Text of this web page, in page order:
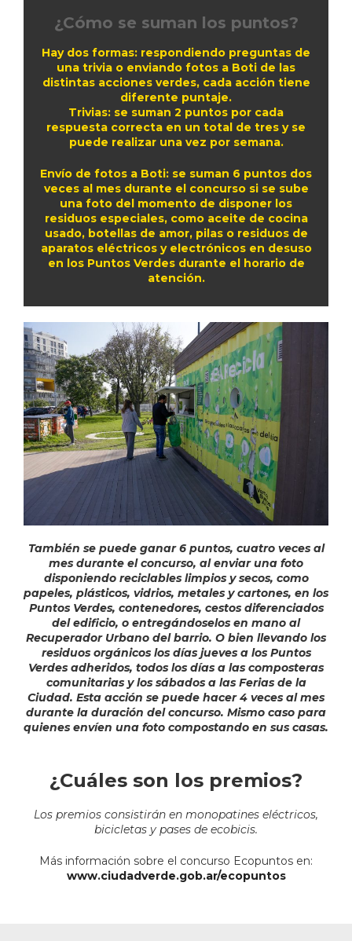
¿Cómo se suman los puntos?
Hay dos formas: respondiendo preguntas de
una trivia o enviando fotos a Boti de las
distintas acciones verdes, cada acción tiene
diferente puntaje.
Trivias: se suman 2 puntos por cada
respuesta correcta en un total de tres y se
puede realizar una vez por semana.
Envío de fotos a Boti: se suman 6 puntos dos
veces al mes durante el concurso si se sube
una foto del momento de disponer los
residuos especiales, como aceite de cocina
usado, botellas de amor, pilas o residuos de
aparatos eléctricos y electrónicos en desuso
en los Puntos Verdes durante el horario de
atención.
También se puede ganar 6 puntos, cuatro veces al
mes durante el concurso, al enviar una foto
disponiendo reciclables limpios y secos, como
papeles, plásticos, vidrios, metales y cartones, en los
Puntos Verdes, contenedores, cestos diferenciados
del edificio, o entregándoselos en mano al
Recuperador Urbano del barrio. O bien llevando los
residuos orgánicos los días jueves a los Puntos
Verdes adheridos, todos los días a las composteras
comunitarias y los sábados a las Ferias de la
Ciudad. Esta acción se puede hacer 4 veces al mes
durante la duración del concurso. Mismo caso para
quienes envíen una foto compostando en sus casas.
¿Cuáles son los premios?
Los premios consistirán en monopatines eléctricos,
bicicletas y pases de ecobicis.
Más información sobre el concurso Ecopuntos en:
www.ciudadverde.gob.ar/ecopuntos